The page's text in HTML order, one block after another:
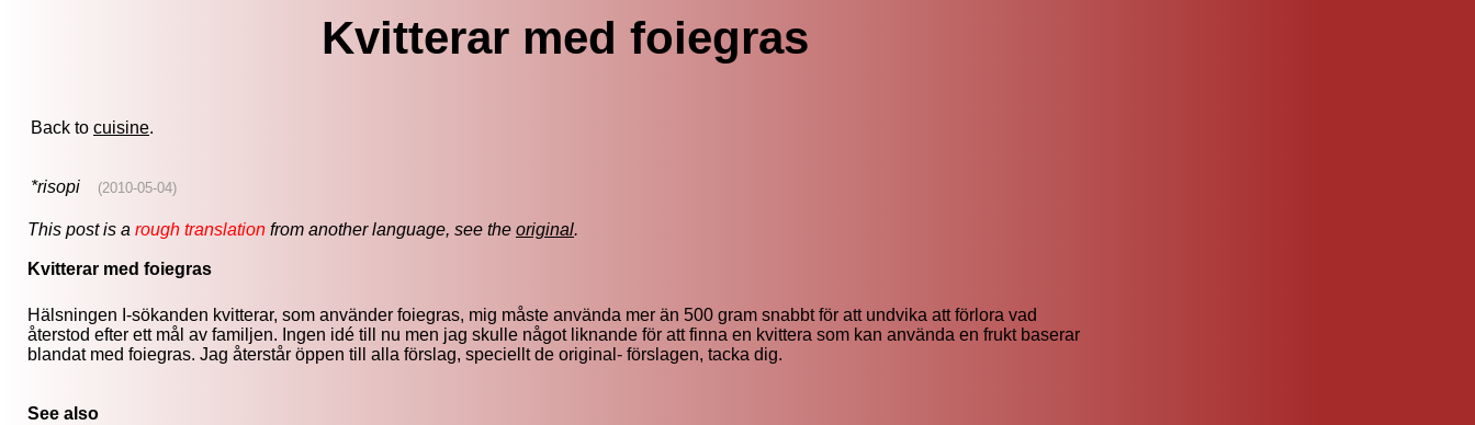
Kvitterar med foiegras
Back to cuisine.
*risopi (2010-05-04)
This post is a rough translation from another language, see the original.
Kvitterar med foiegras
Hälsningen I-sökanden kvitterar, som använder foiegras, mig måste använda mer än 500 gram snabbt för att undvika att förlora vad
återstod efter ett mål av familjen. Ingen idé till nu men jag skulle något liknande för att finna en kvittera som kan använda en frukt baserar
blandat med foiegras. Jag återstår öppen till alla förslag, speciellt de original- förslagen, tacka dig.
See also